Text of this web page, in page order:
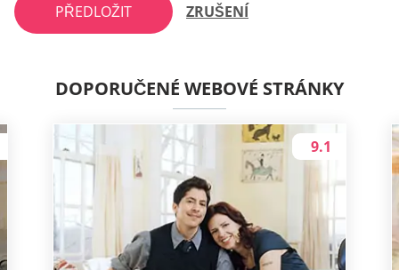
PŘEDLOŽIT ZRUŠENÍ
DOPORUČENÉ WEBOVÉ STRÁNKY
9.1